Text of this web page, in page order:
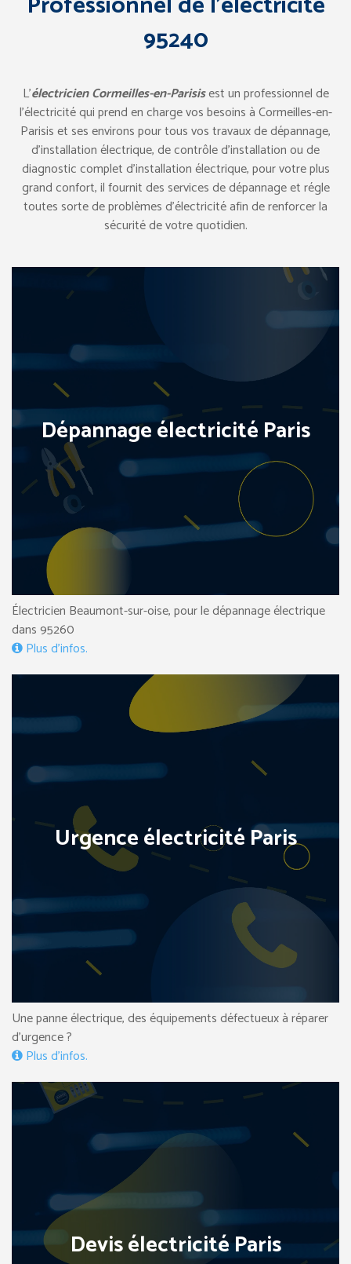
95240
L’électricien Cormeilles-en-Parisisest un professionnel de
l’électricité qui prend en charge vos besoins à Cormeilles-en-
Parisis et ses environs pour tous vos travaux de dépannage,
d’installation électrique, de contrôle d’installation ou de
diagnostic complet d’installation électrique, pour votre plus
grand confort, il fournit des services de dépannage et régle
toutes sorte de problèmes d’électricité afin de renforcer la
sécurité de votre quotidien.
Dépannage électricité Paris
Électricien Beaumont-sur-oise, pour le dépannage électrique
dans 95260
Plus d’infos.
Urgence électricité Paris
Une panne électrique, des équipements défectueux à réparer
d’urgence ?
Plus d’infos.
Devis électricité Paris